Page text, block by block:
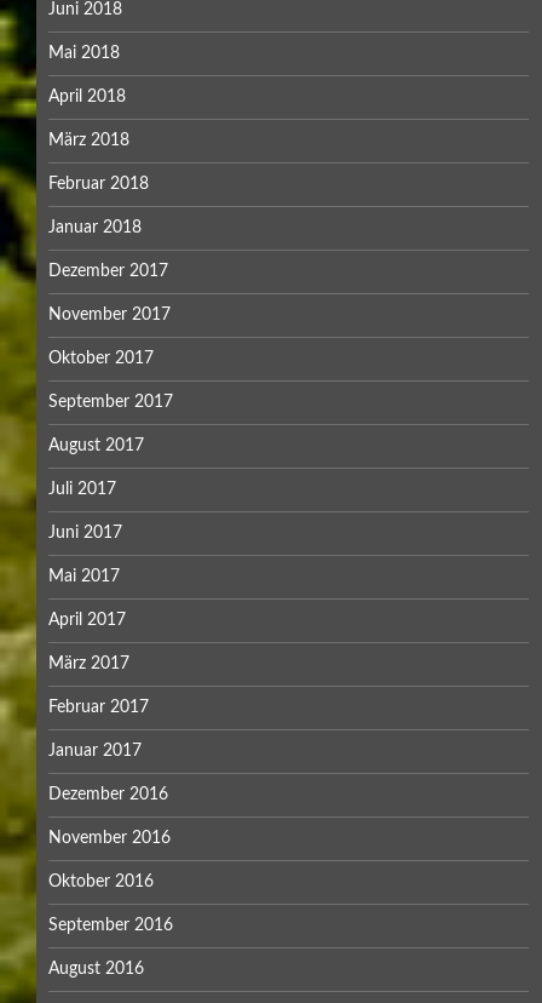
Juni 2018
Mai 2018
April 2018
März 2018
Februar 2018
Januar 2018
Dezember 2017
November 2017
Oktober 2017
September 2017
August 2017
Juli 2017
Juni 2017
Mai 2017
April 2017
März 2017
Februar 2017
Januar 2017
Dezember 2016
November 2016
Oktober 2016
September 2016
August 2016